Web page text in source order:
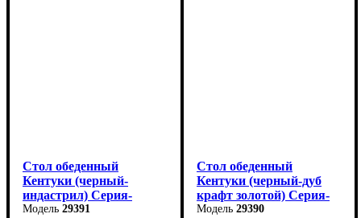
Стол обеденный
Кентуки (черный-
индастрил) Серия-
Кентуки29391
Стол обеденный
Кентуки (черный-дуб
крафт золотой) Серия-
Кентуки29390